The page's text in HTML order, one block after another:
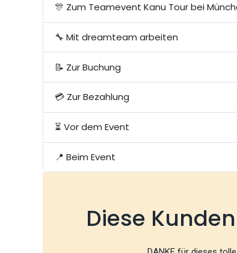
🎊 Zum Teamevent Kanu Tour bei
🔧 Mit dreamteam arbeiten
📝 Zur Buchung
💳 Zur Bezahlung
⏳ Vor dem Event
📍 Beim Event
Diese